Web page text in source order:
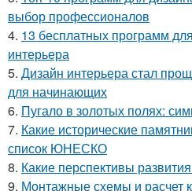
выбор профессионалов
4. 13 бесплатных программ
интерьера
5. Дизайн интерьера стал
для начинающих
6. Пугало в золотых полях:
7. Какие исторические
список ЮНЕСКО
8. Какие перспективы
9. Монтажные схемы и расчет